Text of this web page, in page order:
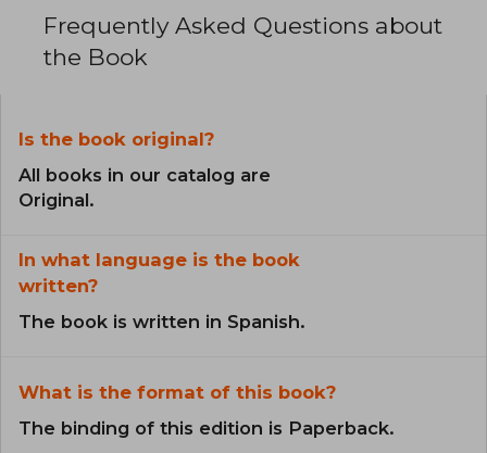
Frequently Asked Questions about
the Book
Is the book original?
All books in our catalog are
Original.
In what language is the book
written?
The book is written in Spanish.
What is the format of this book?
The binding of this edition is Paperback.